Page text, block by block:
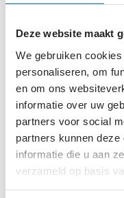
Deze website maakt
We gebruiken
personaliseren, om
en om ons
informatie over uw
partners voor social
partners kunnen
informatie die u aan
verzameld op basis
gemeente
op scholen gratis
eerlijke kansen
HET
Scholen kunnen bij